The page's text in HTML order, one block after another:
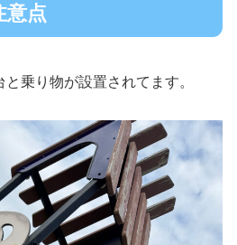
意点
乗り物が設置されてます。